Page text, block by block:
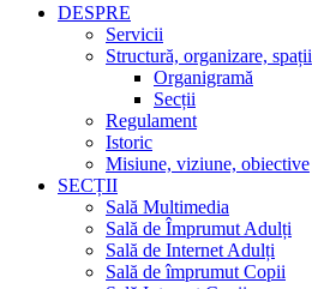
DESPRE
Servicii
Structură, organizare, spații
Organigramă
Secții
Regulament
Istoric
Misiune, viziune, obiective
SECȚII
Sală Multimedia
Sală de Împrumut Adulți
Sală de Internet Adulți
Sală de împrumut Copii